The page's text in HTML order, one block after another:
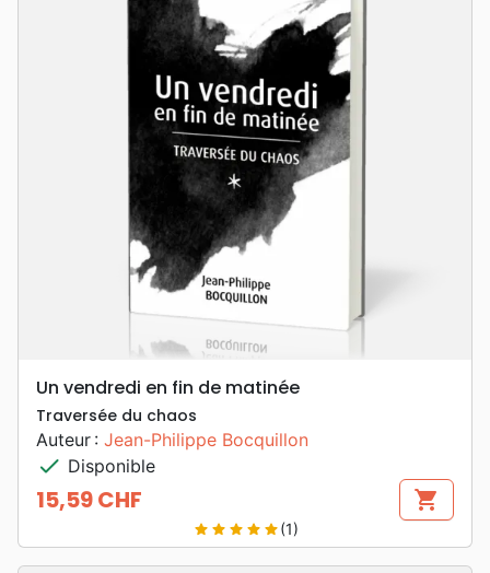
Un vendredi en fin de matinée
Traversée du chaos
Auteur : Jean-Philippe Bocquillon
check Disponible
Prix
15,59 CHF shopping_cart
star star star star star(1)